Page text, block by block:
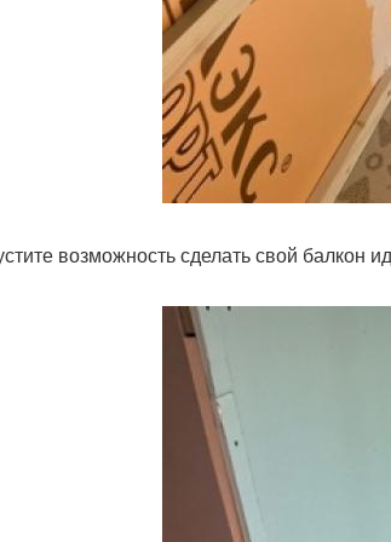
возможность сделать свой балкон